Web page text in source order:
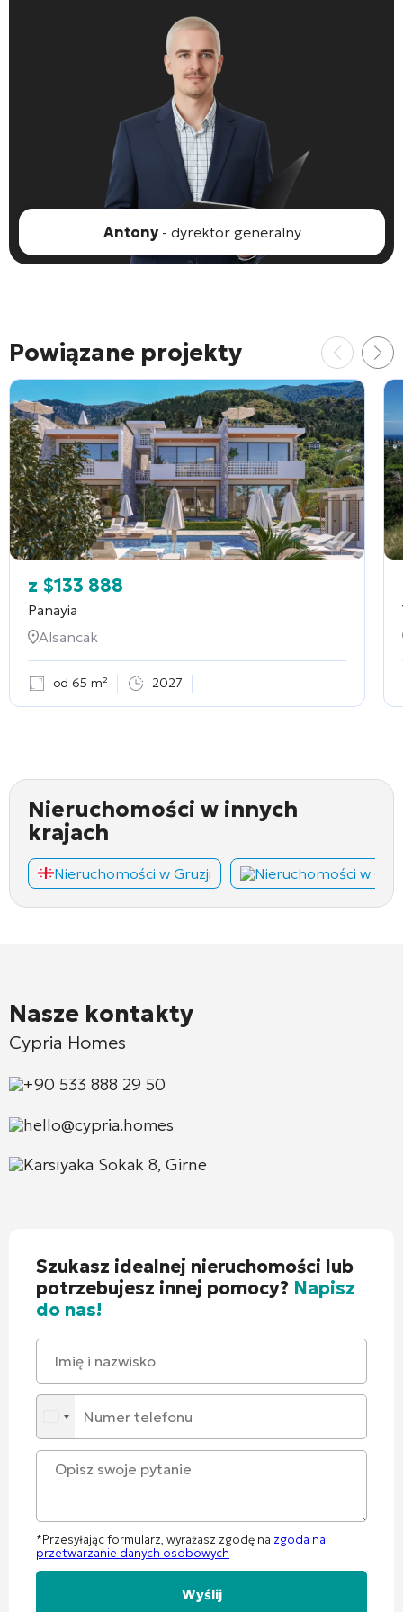
Antony- dyrektor generalny
Powiązane projekty
z $133 888
Panayia
Alsancak
od 65 m² 2027
Nieruchomości w innych
krajach
Nieruchomości w Gruzji Nieruchomości w
Nasze kontakty
Cypria Homes
+90 533 888 29 50
hello@cypria.homes
Karsıyaka Sokak 8, Girne
Szukasz idealnej nieruchomości lub
potrzebujesz innej pomocy? Napisz
do nas!
*Przesyłając formularz, wyrażasz zgodę na zgoda na
przetwarzanie danych osobowych